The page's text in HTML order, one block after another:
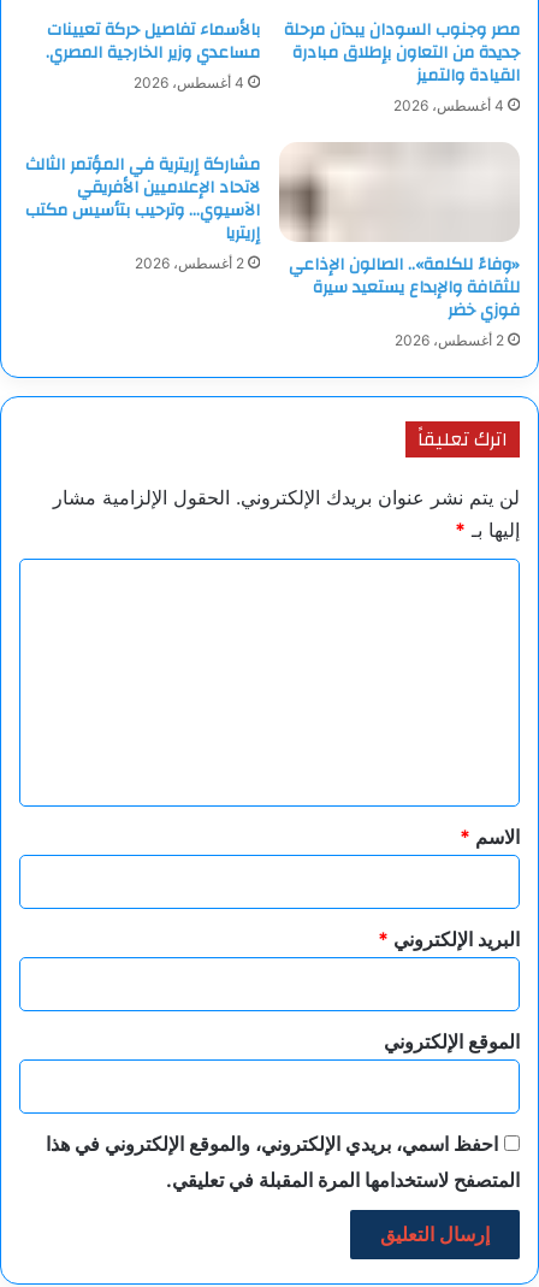
مصر وجنوب السودان يبدآن مرحلة
جديدة من التعاون بإطلاق مبادرة
القيادة والتميز
4 أغسطس، 2026
بالأسماء تفاصيل حركة تعيينات
مساعدي وزير الخارجية المصري.
4 أغسطس، 2026
«وفاءً للكلمة».. الصالون الإذاعي
للثقافة والإبداع يستعيد سيرة
فوزي خضر
2 أغسطس، 2026
مشاركة إريترية في المؤتمر الثالث
لاتحاد الإعلاميين الأفريقي
الآسيوي… وترحيب بتأسيس مكتب
إريتريا
2 أغسطس، 2026
اترك تعليقاً
لن يتم نشر عنوان بريدك الإلكتروني. الحقول الإلزامية مشار
إليها بـ *
*
الاسم *
البريد الإلكتروني *
الموقع الإلكتروني
احفظ اسمي، بريدي الإلكتروني، والموقع الإلكتروني في هذا
المتصفح لاستخدامها المرة المقبلة في تعليقي.